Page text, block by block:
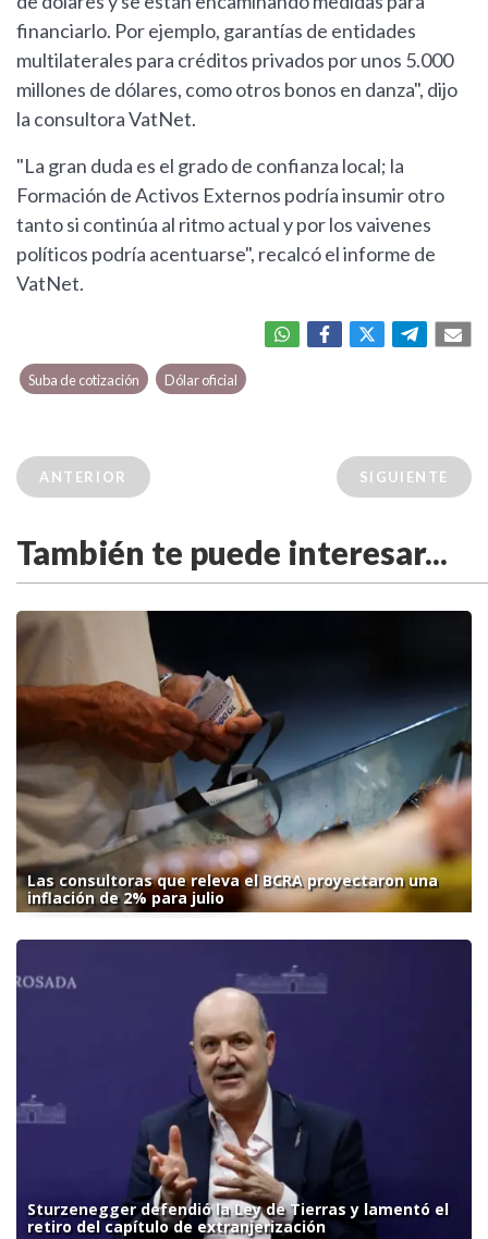
financiarlo. Por ejemplo, garantías de entidades
multilaterales para créditos privados por unos 5.000
millones de dólares, como otros bonos en danza", dijo
la consultora VatNet.
"La gran duda es el grado de confianza local; la
Formación de Activos Externos podría insumir otro
tanto si continúa al ritmo actual y por los vaivenes
políticos podría acentuarse", recalcó el informe de
VatNet.
Suba de cotización Dólar oficial
ANTERIOR SIGUIENTE
También te puede interesar...
Las consultoras que releva el BCRA proyectaron una
inflación de 2% para julio
Sturzenegger defendió la Ley de Tierras y lamentó el
retiro del capítulo de extranjerización